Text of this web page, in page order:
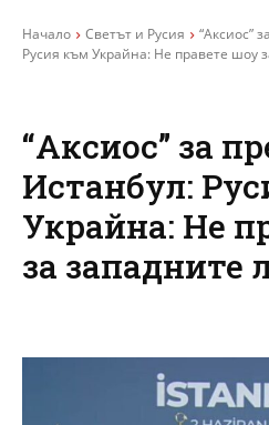
Начало Светът и Русия
“Аксиос”
Русия към Украйна: Не правете шоу
“Аксиос” за
Истанбул:
Украйна: Не
за западните